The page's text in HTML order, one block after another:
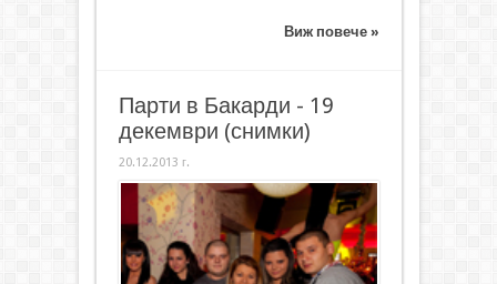
Виж повече »
Парти в Бакарди - 19
декември (снимки)
20.12.2013 г.